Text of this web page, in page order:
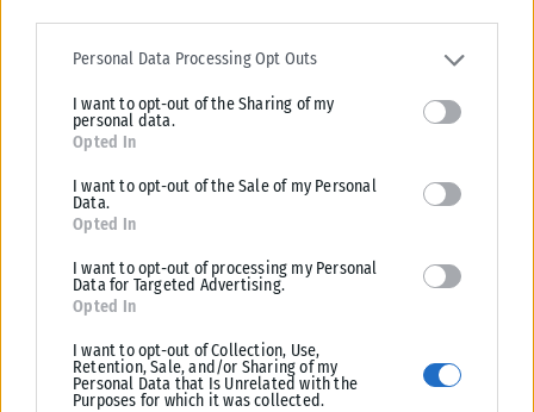
Please note that this website/app uses one or more Google
services and may gather and store information including but not
deny consent to Google and its third-party tags to use your data
for below specified purposes in below Google consent section.
Personal Data Processing Opt Outs
I want to opt-out of the Sharing of my
personal data.
Opted In
I want to opt-out of the Sale of my Personal
Data.
Opted In
I want to opt-out of processing my Personal
Data for Targeted Advertising.
Opted In
I want to opt-out of Collection, Use,
Retention, Sale, and/or Sharing of my
Personal Data that Is Unrelated with the
Purposes for which it was collected.
Υπουργείο Κλιματικής Κρίσης: Ενέργειες για την κρατική
αρωγή προς τους πυρόπληκτους